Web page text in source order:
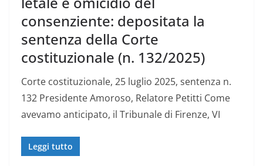
consenziente: depositata la
sentenza della Corte
costituzionale (n. 132/2025)
Corte costituzionale, 25 luglio 2025, sentenza n.
132 Presidente Amoroso, Relatore Petitti Come
avevamo anticipato, il Tribunale di Firenze, VI
Leggi tutto